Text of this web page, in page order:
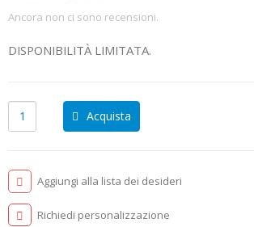
Ancora non ci sono recensioni.
DISPONIBILITÀ LIMITATA.
Acquista
Aggiungi alla lista dei desideri
Richiedi personalizzazione